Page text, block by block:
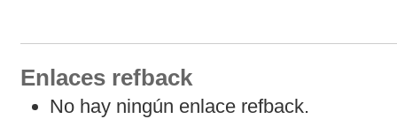
Enlaces refback
No hay ningún enlace refback.